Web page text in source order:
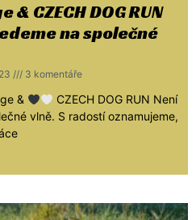
CZECH DOG RUN
na společné
3 komentáře
&
CZECH DOG RUN Není
vlně. S radostí oznamujeme,